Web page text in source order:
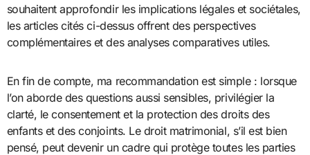
souhaitent approfondir les implications légales et sociétales,
les articles cités ci-dessus offrent des perspectives
complémentaires et des analyses comparatives utiles.
En fin de compte, ma recommandation est simple : lorsque
l’on aborde des questions aussi sensibles, privilégier la
clarté, le consentement et la protection des droits des
enfants et des conjoints. Le droit matrimonial, s’il est bien
pensé, peut devenir un cadre qui protège toutes les parties